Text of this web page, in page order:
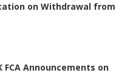
on Withdrawal from
FCA Announcements on